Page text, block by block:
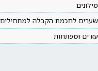
מילונים
שערים לחכמת הקבלה למתחילים
עזרים ומפתחות